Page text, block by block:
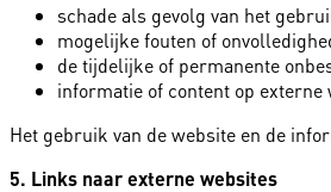
schade als gevolg van het
mogelijke fouten of
de tijdelijke of permanente
informatie of content op
Het gebruik van de website en de
5. Links naar externe websites